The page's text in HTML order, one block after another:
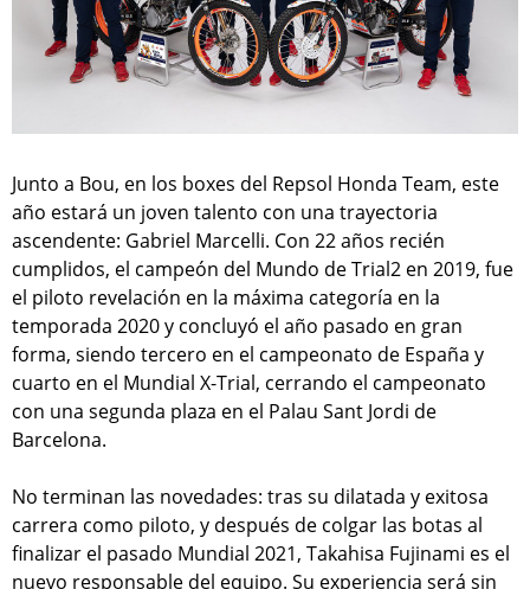
Junto a Bou, en los boxes del Repsol Honda Team, este
año estará un joven talento con una trayectoria
ascendente: Gabriel Marcelli. Con 22 años recién
cumplidos, el campeón del Mundo de Trial2 en 2019, fue
el piloto revelación en la máxima categoría en la
temporada 2020 y concluyó el año pasado en gran
forma, siendo tercero en el campeonato de España y
cuarto en el Mundial X-Trial, cerrando el campeonato
con una segunda plaza en el Palau Sant Jordi de
Barcelona.
No terminan las novedades: tras su dilatada y exitosa
carrera como piloto, y después de colgar las botas al
finalizar el pasado Mundial 2021, Takahisa Fujinami es el
nuevo responsable del equipo. Su experiencia será sin